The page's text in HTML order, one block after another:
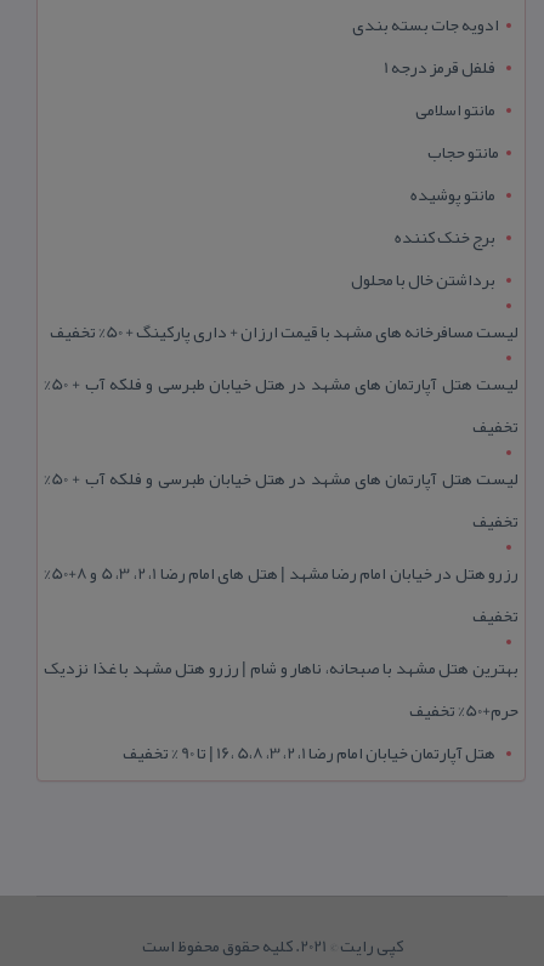
ادویه جات بسته بندی
فلفل قرمز درجه 1
مانتو اسلامی
مانتو حجاب
مانتو پوشیده
برج خنک کننده
برداشتن خال با محلول
لیست مسافرخانه های مشهد با قیمت ارزان + داری پارکینگ + 50% تخفیف
لیست هتل آپارتمان های مشهد در هتل خیابان طبرسی و فلکه آب + 50%
تخفیف
لیست هتل آپارتمان های مشهد در هتل خیابان طبرسی و فلکه آب + 50%
تخفیف
رزرو هتل در خیابان امام رضا مشهد | هتل‌ های امام رضا 1، 2، 3، 5 و 8+50%
تخفیف
بهترین هتل مشهد با صبحانه، ناهار و شام | رزرو هتل مشهد با غذا نزدیک
حرم+50% تخفیف
هتل آپارتمان خیابان امام رضا 1، 2، 3، 5،8 ،16 | تا 90 % تخفیف
کپی رایت © 2021. کلیه حقوق محفوظ است